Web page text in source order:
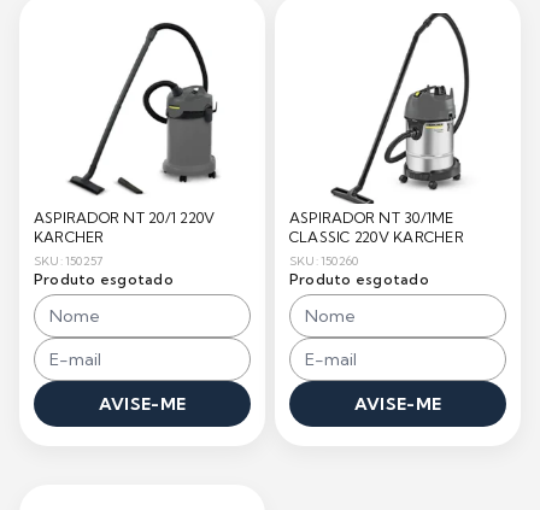
ASPIRADOR NT 20/1 220V
KARCHER
SKU: 150257
Produto esgotado
AVISE-ME
ASPIRADOR NT 30/1ME
CLASSIC 220V KARCHER
SKU: 150260
Produto esgotado
AVISE-ME